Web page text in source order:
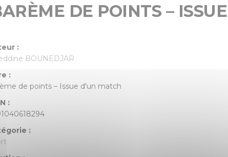
DE POINTS –
:
BOUNEDJAR
:
de points – Issue d'un match
:
: